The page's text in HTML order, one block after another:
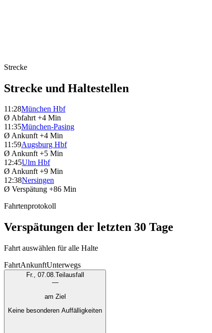
Strecke
Strecke und Haltestellen
11:28München Hbf
Ø Abfahrt +4 Min
11:35München-Pasing
Ø Ankunft +4 Min
11:59Augsburg Hbf
Ø Ankunft +5 Min
12:45Ulm Hbf
Ø Ankunft +9 Min
12:38Nersingen
Ø Verspätung +86 Min
Fahrtenprotokoll
Verspätungen der letzten 30 Tage
Fahrt auswählen für alle Halte
FahrtAnkunftUnterwegs
Fr., 07.08.Teilausfall
—
am Ziel
Keine besonderen Auffälligkeiten